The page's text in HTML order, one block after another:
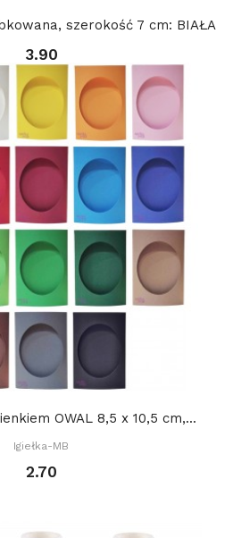
szerokość 7 cm: BIAŁA
3.90
OWAL 8,5 x 10,5 cm,...
Igiełka-MB
2.70